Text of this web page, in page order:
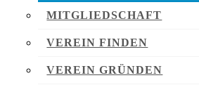
MITGLIEDSCHAFT
VEREIN FINDEN
VEREIN GRÜNDEN